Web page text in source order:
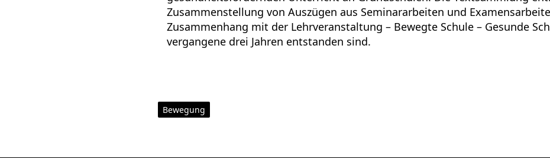
Zusammenstellung von Auszügen aus Seminararbeiten und
Zusammenhang mit der Lehrveranstaltung – Bewegte Schule – Gesunde
vergangene drei Jahren entstanden sind.
Bewegung